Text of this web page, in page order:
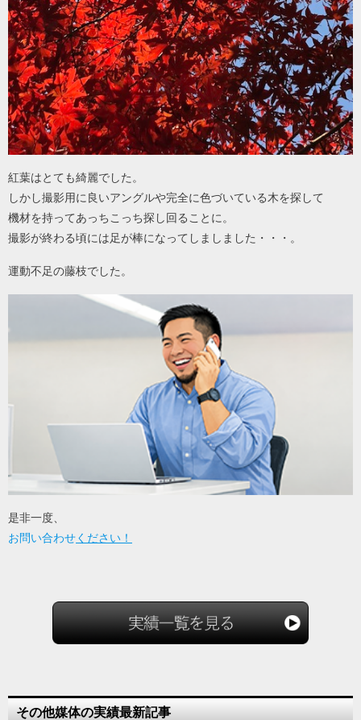
紅葉はとても綺麗でした。
しかし撮影用に良いアングルや完全に色づいている木を探して
機材を持ってあっちこっち探し回ることに。
撮影が終わる頃には足が棒になってしましました・・・。
運動不足の藤枝でした。
是非一度、
お問い合わせください！
その他媒体の実績最新記事